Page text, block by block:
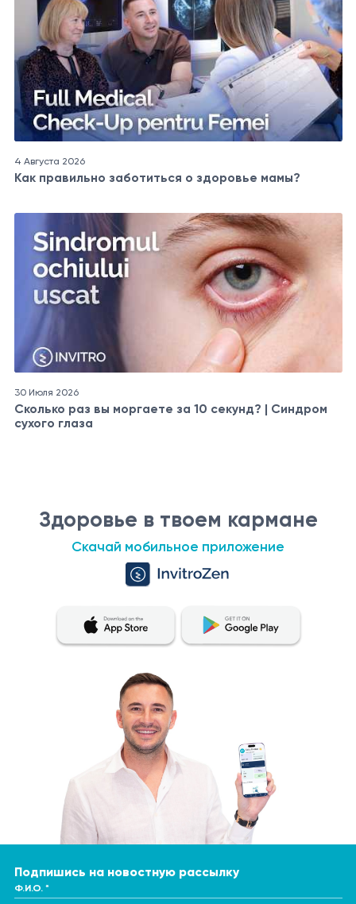
4 Августа 2026
Как правильно заботиться о здоровье мамы?
30 Июля 2026
Сколько раз вы моргаете за 10 секунд? | Синдром
сухого глаза
Здоровье в твоем кармане
Скачай мобильное приложение
Подпишись на новостную рассылку
Ф.И.О. *